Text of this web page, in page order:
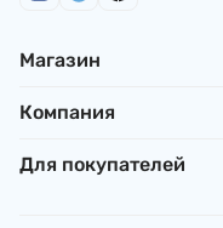
Магазин
Компания
Для покупателей